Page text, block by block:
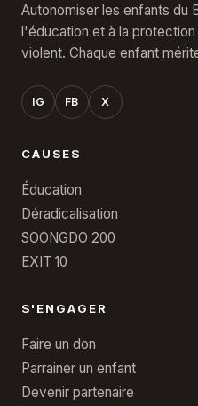
Autonomiser les enfants du
l'éducation et à la
violent. Chaque enfant
IG FB X
CAUSES
Éducation
Déradicalisation
SOONGDO 200
EXIT 10
S'ENGAGER
Faire un don
Parrainer un enfant
Devenir partenaire